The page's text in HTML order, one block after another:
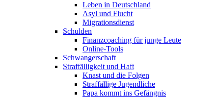
Leben in Deutschland
Asyl und Flucht
Migrationsdienst
Schulden
Finanzcoaching für junge Leute
Online-Tools
Schwangerschaft
Straffälligkeit und Haft
Knast und die Folgen
Straffällige Jugendliche
Papa kommt ins Gefängnis